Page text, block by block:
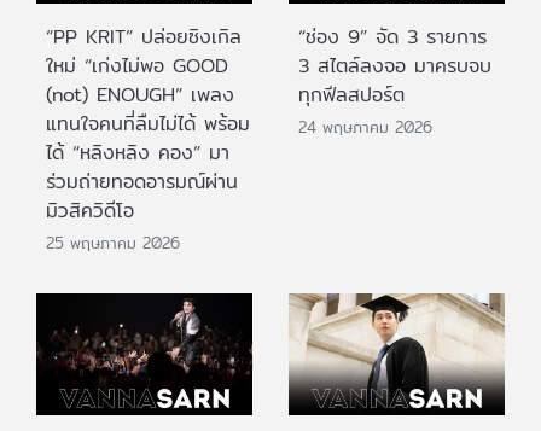
“PP KRIT” ปล่อยซิงเกิล
ใหม่ “เก่งไม่พอ GOOD
(not) ENOUGH” เพลง
แทนใจคนที่ลืมไม่ได้ พร้อม
ได้ “หลิงหลิง คอง” มา
ร่วมถ่ายทอดอารมณ์ผ่าน
มิวสิควิดีโอ
25 พฤษภาคม 2026
“ช่อง 9” จัด 3 รายการ
3 สไตล์ลงจอ มาครบจบ
ทุกฟีลสปอร์ต
24 พฤษภาคม 2026